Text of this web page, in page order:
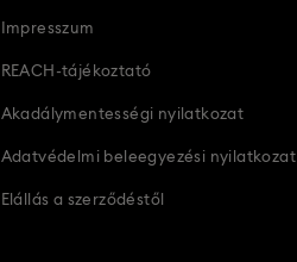
Impresszum
REACH-tájékoztató
Akadálymentességi nyilatkozat
Adatvédelmi beleegyezési nyilatkozat
Elállás a szerződéstől